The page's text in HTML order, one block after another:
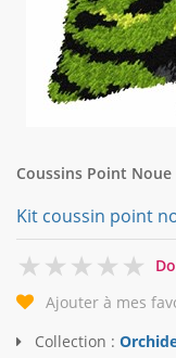
Coussins Point Noue
Kit coussin point
0
Ajouter à mes
Collection :